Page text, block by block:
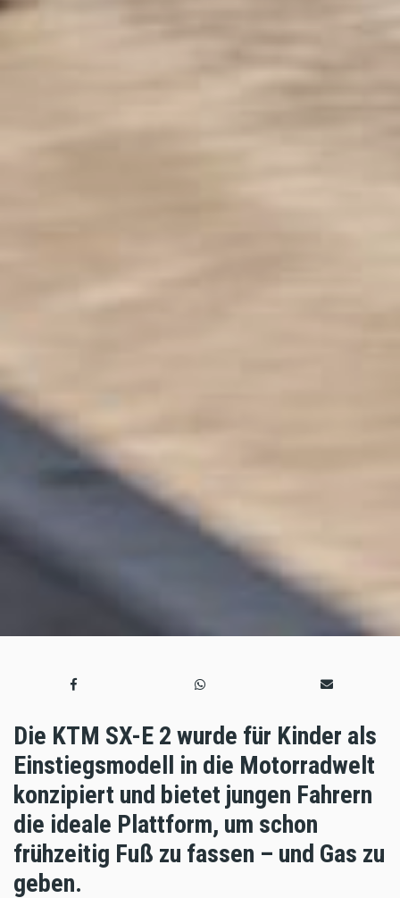
Die KTM SX-E 2 wurde für Kinder als
Einstiegsmodell in die Motorradwelt
konzipiert und bietet jungen Fahrern
die ideale Plattform, um schon
frühzeitig Fuß zu fassen – und Gas zu
geben.